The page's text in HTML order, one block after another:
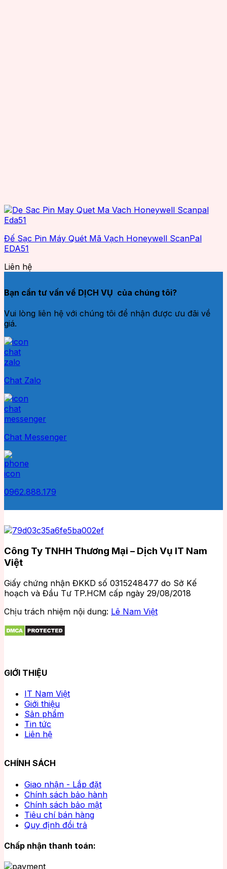
Đế Sạc Pin Máy Quét Mã Vạch Honeywell ScanPal
EDA51
Liên hệ
Bạn cần tư vấn về DỊCH VỤ của chúng tôi?
Vui lòng liên hệ với chúng tôi để nhận được ưu đãi về
giá.
Chat Zalo
Chat Messenger
0962.888.179
Công Ty TNHH Thương Mại – Dịch Vụ IT Nam
Việt
Giấy chứng nhận ĐKKD số 0315248477 do Sở Kế
hoạch và Đầu Tư TP.HCM cấp ngày 29/08/2018
Chịu trách nhiệm nội dung: Lê Nam Việt
GIỚI THIỆU
IT Nam Việt
Giới thiệu
Sản phẩm
Tin tức
Liên hệ
CHÍNH SÁCH
Giao nhận - Lắp đặt
Chính sách bảo hành
Chính sách bảo mật
Tiêu chí bán hàng
Quy định đổi trả
Chấp nhận thanh toán: